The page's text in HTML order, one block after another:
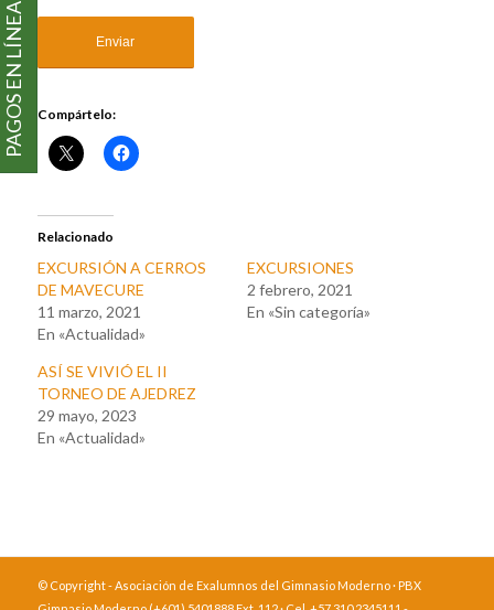
Compártelo:
Relacionado
EXCURSIÓN A CERROS
DE MAVECURE
11 marzo, 2021
En «Actualidad»
EXCURSIONES
2 febrero, 2021
En «Sin categoría»
ASÍ SE VIVIÓ EL II
TORNEO DE AJEDREZ
29 mayo, 2023
En «Actualidad»
© Copyright - Asociación de Exalumnos del Gimnasio Moderno · PBX
PAGOS EN LÍNEA